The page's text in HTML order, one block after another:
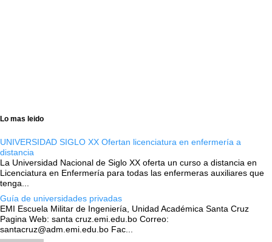
Lo mas leido
UNIVERSIDAD SIGLO XX Ofertan licenciatura en enfermería a
distancia
La Universidad Nacional de Siglo XX oferta un curso a distancia en
Licenciatura en Enfermería para todas las enfermeras auxiliares que
tenga...
Guía de universidades privadas
EMI Escuela Militar de Ingeniería, Unidad Académica Santa Cruz
Pagina Web: santa cruz.emi.edu.bo Correo:
santacruz@adm.emi.edu.bo Fac...